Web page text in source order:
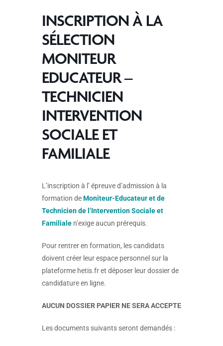
INSCRIPTION À LA
SÉLECTION
MONITEUR
EDUCATEUR –
TECHNICIEN
INTERVENTION
SOCIALE ET
FAMILIALE
L’inscription à l’ épreuve d’admission à la
formation deMoniteur-Educateur et de
Technicien de l’Intervention Sociale et
Familiale n’exige aucun prérequis.
Pour rentrer en formation, les candidats
doivent créer leur espace personnel sur la
plateforme hetis.fr et déposer leur dossier de
candidature en ligne.
AUCUN DOSSIER PAPIER NE SERA ACCEPTE
Les documents suivants seront demandés :